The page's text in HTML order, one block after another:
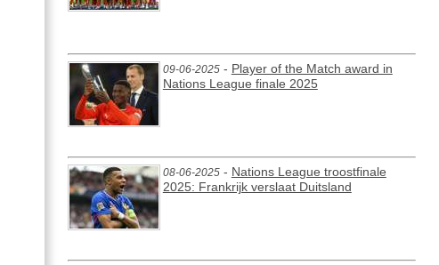
09-06-2025- Player of the Match award in
Nations League finale 2025
08-06-2025- Nations League troostfinale
2025: Frankrijk verslaat Duitsland